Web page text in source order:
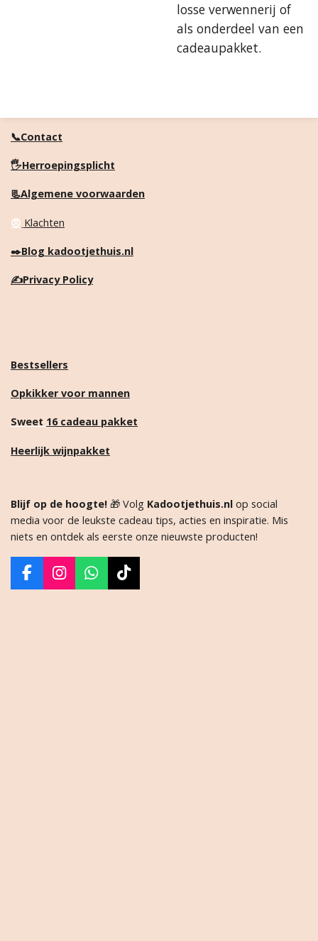
losse verwennerij of
als onderdeel van een
cadeaupakket.
📞Contact
🖐️Herroepingsplicht
📃Algemene voorwaarden
😠 Klachten
✒️Blog kadootjethuis.nl
✍️Privacy Policy
Bestsellers
Opkikker voor mannen
Sweet 16 cadeau pakket
Heerlijk wijnpakket
Blijf op de hoogte! 🎁 Volg Kadootjethuis.nl op social
media voor de leukste cadeau tips, acties en inspiratie. Mis
niets en ontdek als eerste onze nieuwste producten!
F
a
I
n
W
h
T
i